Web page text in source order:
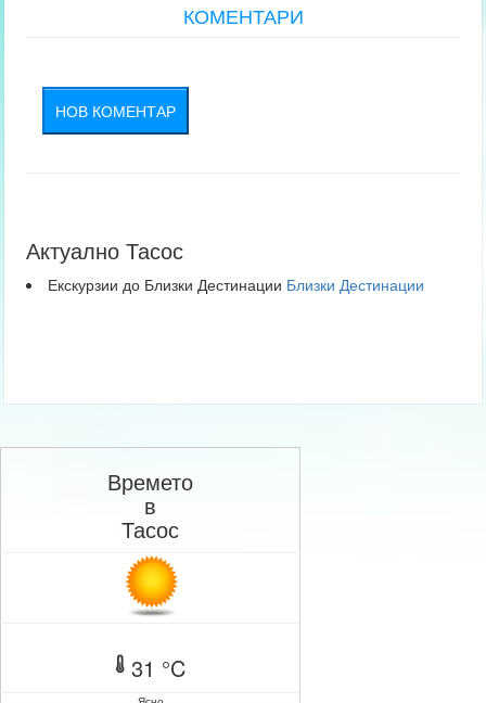
КОМЕНТАРИ
НОВ КОМЕНТАР
Актуално Тасос
Екскурзии до Близки Дестинации Близки Дестинации
Времето
в
Тасос
31 °C